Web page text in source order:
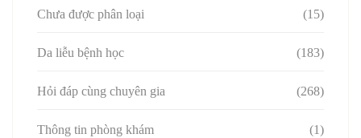
Chưa được phân loại (15)
Da liễu bệnh học (183)
Hỏi đáp cùng chuyên gia (268)
Thông tin phòng khám (1)